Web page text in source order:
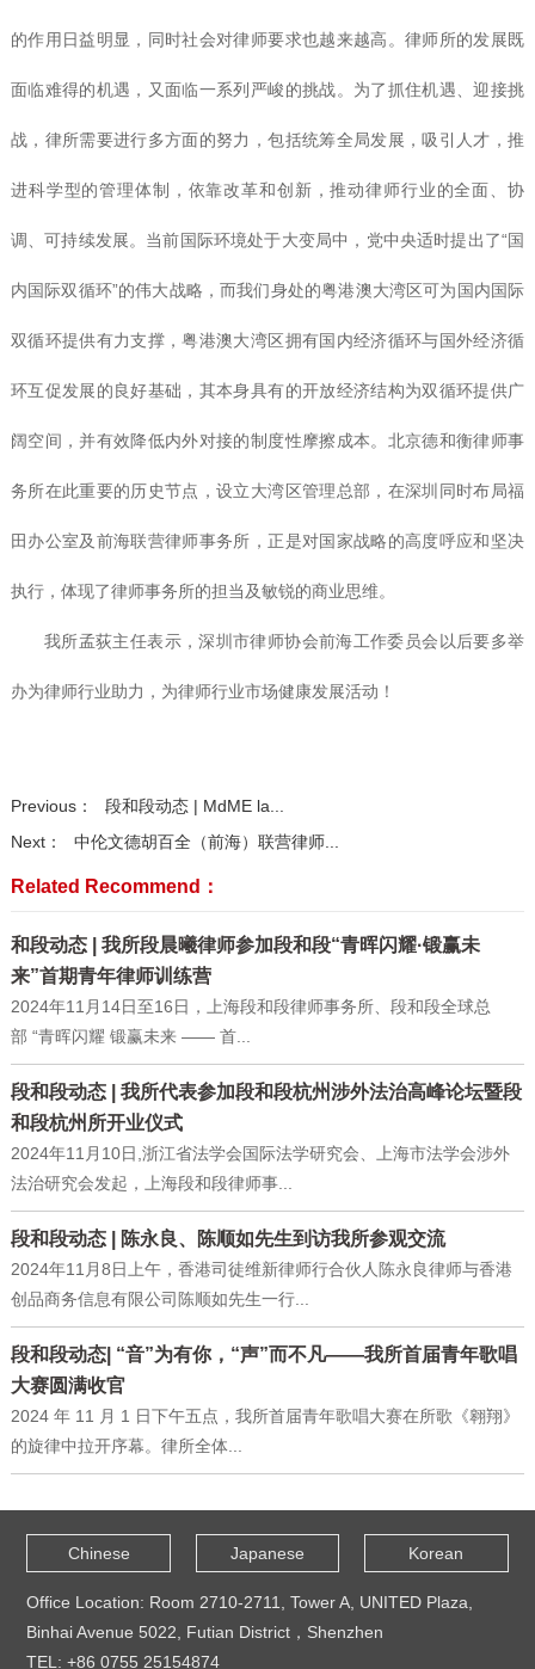
的作用日益明显，同时社会对律师要求也越来越高。律师所的发展既
面临难得的机遇，又面临一系列严峻的挑战。为了抓住机遇、迎接挑
战，律所需要进行多方面的努力，包括统筹全局发展，吸引人才，推
进科学型的管理体制，依靠改革和创新，推动律师行业的全面、协
调、可持续发展。当前国际环境处于大变局中，党中央适时提出了“国
内国际双循环”的伟大战略，而我们身处的粤港澳大湾区可为国内国际
双循环提供有力支撑，粤港澳大湾区拥有国内经济循环与国外经济循
环互促发展的良好基础，其本身具有的开放经济结构为双循环提供广
阔空间，并有效降低内外对接的制度性摩擦成本。北京德和衡律师事
务所在此重要的历史节点，设立大湾区管理总部，在深圳同时布局福
田办公室及前海联营律师事务所，正是对国家战略的高度呼应和坚决
执行，体现了律师事务所的担当及敏锐的商业思维。
我所孟荻主任表示，深圳市律师协会前海工作委员会以后要多举
办为律师行业助力，为律师行业市场健康发展活动！
Previous：
段和段动态 | MdME la...
Next：
中伦文德胡百全（前海）联营律师...
Related Recommend：
和段动态 | 我所段晨曦律师参加段和段“青晖闪耀·锻赢未
来”首期青年律师训练营
2024年11月14日至16日，上海段和段律师事务所、段和段全球总
部 “青晖闪耀 锻赢未来 —— 首...
段和段动态 | 我所代表参加段和段杭州涉外法治高峰论坛暨段
和段杭州所开业仪式
2024年11月10日,浙江省法学会国际法学研究会、上海市法学会涉外
法治研究会发起，上海段和段律师事...
段和段动态 | 陈永良、陈顺如先生到访我所参观交流
2024年11月8日上午，香港司徒维新律师行合伙人陈永良律师与香港
创品商务信息有限公司陈顺如先生一行...
段和段动态| “音”为有你，“声”而不凡——我所首届青年歌唱
大赛圆满收官
2024 年 11 月 1 日下午五点，我所首届青年歌唱大赛在所歌《翱翔》
的旋律中拉开序幕。律所全体...
Chinese Japanese Korean
Office Location: Room 2710-2711, Tower A, UNITED Plaza,
Binhai Avenue 5022, Futian District，Shenzhen
TEL: +86 0755 25154874